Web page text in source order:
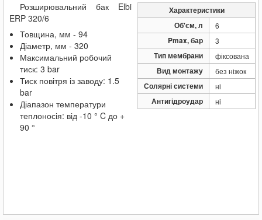
Характеристики
Об'єм, л
6
Pmax, бар 3
Тип мембрани фіксована
Вид монтажу без ніжок
Солярні системи ні
Антигідроудар ні
Розширювальний бак Elbi
ERP 320/6
Товщина, мм - 94
Діаметр, мм - 320
Максимальний робочий
тиск: 3 bar
Тиск повітря із заводу: 1.5
bar
Діапазон температури
теплоносія: від -10 ° C до +
90 °